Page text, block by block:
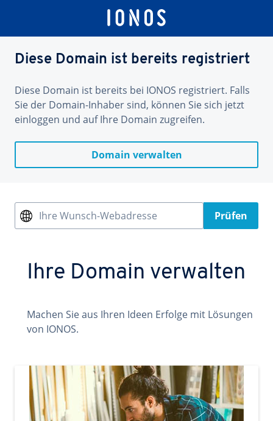
Diese Domain ist bereits registriert
Diese Domain ist bereits bei IONOS registriert. Falls
Sie der Domain-Inhaber sind, können Sie sich jetzt
einloggen und auf Ihre Domain zugreifen.
Domain verwalten
Ihre Wunsch-Webadresse Prüfen
Ihre Domain verwalten
Machen Sie aus Ihren Ideen Erfolge mit Lösungen
von IONOS.